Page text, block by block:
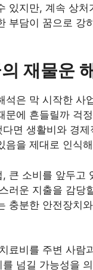
있지만, 계속 상
부담이 꿈으로 강
재물운
석은 막 시작한
문에 흔들릴까 걱
면 생활비와 경
음을 제대로 인식
큰 소비를 앞두고
러운 지출을 감
충분한 안전장치
료비를 주변 사
넘길 가능성을